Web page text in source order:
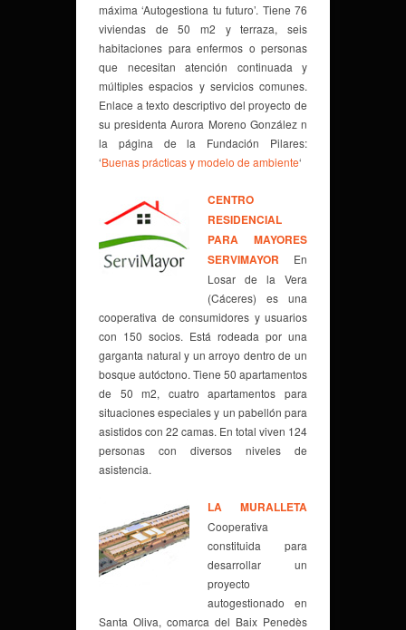
máxima ‘Autogestiona tu futuro’. Tiene 76
viviendas de 50 m2 y terraza, seis
habitaciones para enfermos o personas
que necesitan atención continuada y
múltiples espacios y servicios comunes.
Enlace a texto descriptivo del proyecto de
su presidenta Aurora Moreno González n
la página de la Fundación Pilares:
‘Buenas prácticas y modelo de ambiente‘
CENTRO
RESIDENCIAL
PARA MAYORES
SERVIMAYOR En
Losar de la Vera
(Cáceres) es una
cooperativa de consumidores y usuarios
con 150 socios. Está rodeada por una
garganta natural y un arroyo dentro de un
bosque autóctono. Tiene 50 apartamentos
de 50 m2, cuatro apartamentos para
situaciones especiales y un pabellón para
asistidos con 22 camas. En total viven 124
personas con diversos niveles de
asistencia.
LA MURALLETA
Cooperativa
constituida para
desarrollar un
proyecto
autogestionado en
Santa Oliva, comarca del Baix Penedès